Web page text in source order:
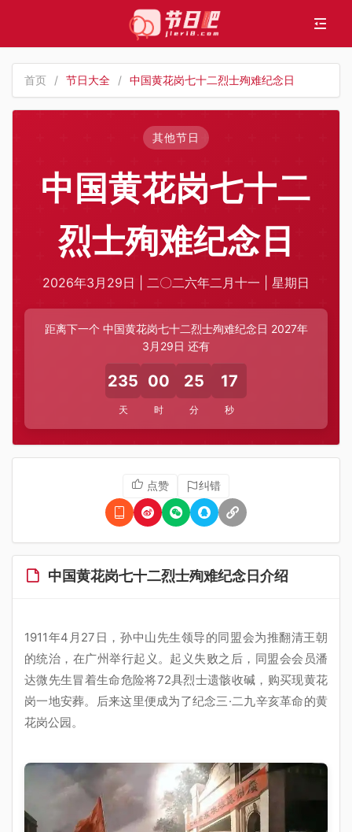
首页 / 节日大全 / 中国黄花岗七十二烈士殉难纪念日
其他节日
中国黄花岗七十二
烈士殉难纪念日
2026年3月29日 | 二〇二六年二月十一 | 星期日
距离下一个 中国黄花岗七十二烈士殉难纪念日 2027年
3月29日 还有
235
天
00
时
25
分
17
秒
点赞 纠错
中国黄花岗七十二烈士殉难纪念日介绍
1911年4月27日，孙中山先生领导的同盟会为推翻清王朝
的统治，在广州举行起义。起义失败之后，同盟会会员潘
达微先生冒着生命危险将72具烈士遗骸收碱，购买现黄花
岗一地安葬。后来这里便成为了纪念三·二九辛亥革命的黄
花岗公园。